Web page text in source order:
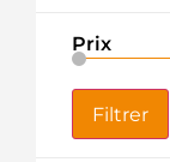
Prix
Filtrer